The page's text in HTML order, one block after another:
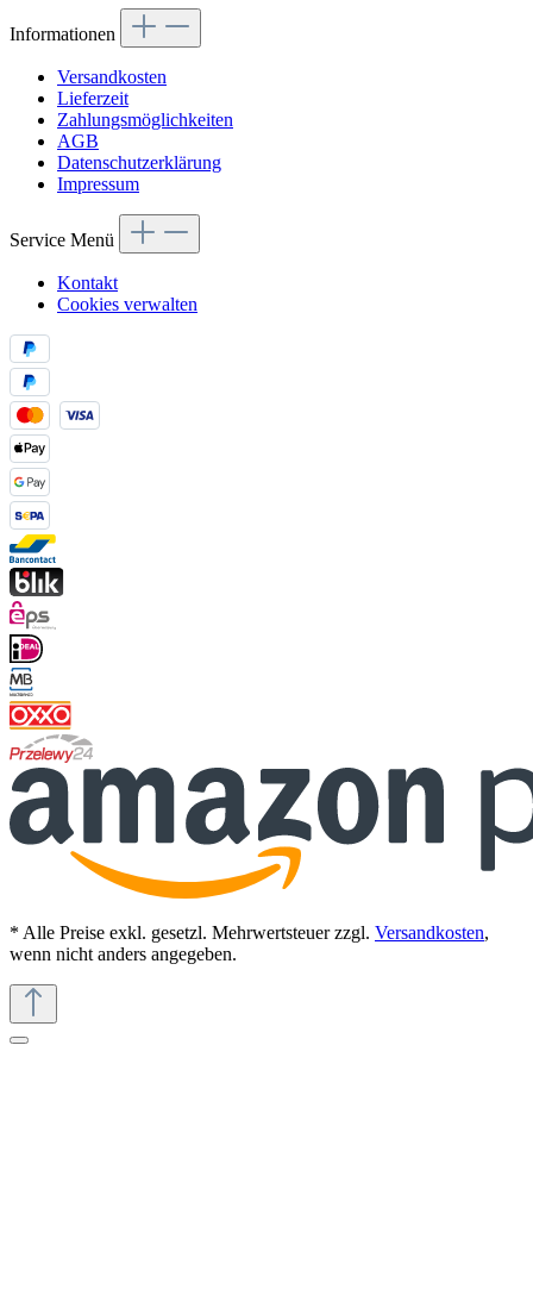
Informationen
Versandkosten
Lieferzeit
Zahlungsmöglichkeiten
AGB
Datenschutzerklärung
Impressum
Service Menü
Kontakt
Cookies verwalten
* Alle Preise exkl. gesetzl. Mehrwertsteuer zzgl. Versandkosten,
wenn nicht anders angegeben.